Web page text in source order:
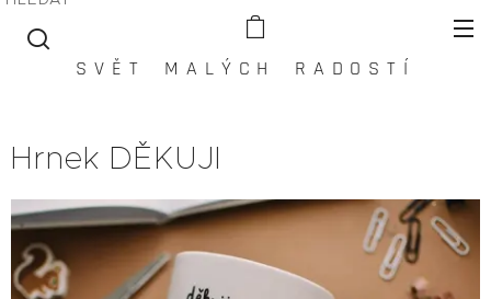
S V Ě T M A L Ý C H R A D O S T Í
Hrnek DĚKUJI